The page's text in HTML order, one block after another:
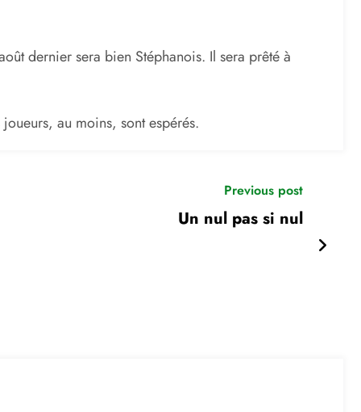
dernier sera bien Stéphanois. Il sera prêté à
au moins, sont espérés.
Previous post
Un nul pas si nul